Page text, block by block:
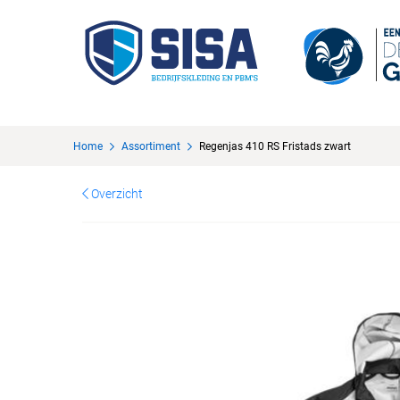
Home Assortiment Regenjas 410 RS Fristads zwart
Overzicht